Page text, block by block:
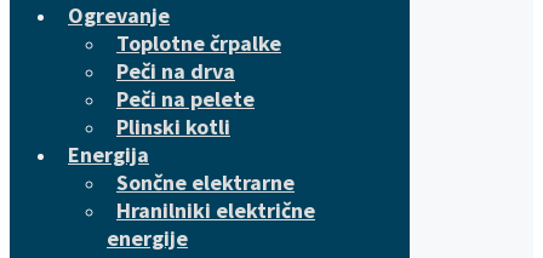
Ogrevanje
Toplotne črpalke
Peči na drva
Peči na pelete
Plinski kotli
Energija
Sončne elektrarne
Hranilniki električne
energije